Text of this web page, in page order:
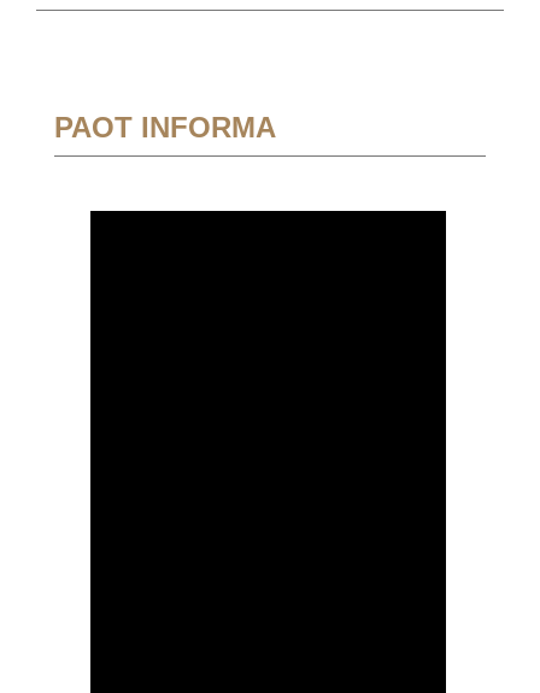
PAOT INFORMA